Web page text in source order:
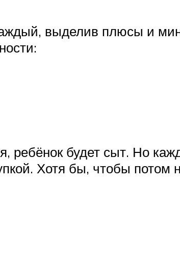
выделив плюсы и
ребёнок будет сыт. Но
Хотя бы, чтобы